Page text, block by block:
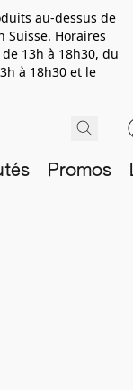
au-dessus de
Suisse. Horaires
13h à 18h30, du
à 18h30 et le
Promos